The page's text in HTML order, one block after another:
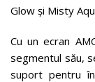
Glow și Misty
Cu un ecran
segmentul său,
suport pentru